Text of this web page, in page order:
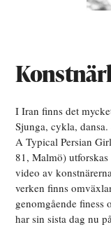
I Iran finns det
Sjunga, cykla,
A Typical Persian
81, Malmö)
video av
verken finns
genomgående finess
har sin sista dag nu